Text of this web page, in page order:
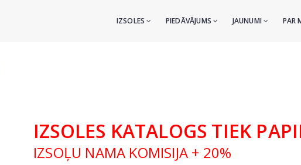
IZSOLES PIEDĀVĀJUMS JAUNUMI PAR
IZSOLES KATALOGS TIEK
IZSOĻU NAMA KOMISIJA + 20%